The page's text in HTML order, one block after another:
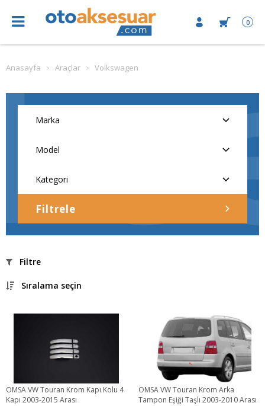
0
Anasayfa Araçlar Volkswagen
Filtrele
Filtre
Sıralama seçin
OMSA VW Touran Krom Kapı Kolu 4
Kapı 2003-2015 Arası
OMSA VW Touran Krom Arka
Tampon Eşiği Taşlı 2003-2010 Arası